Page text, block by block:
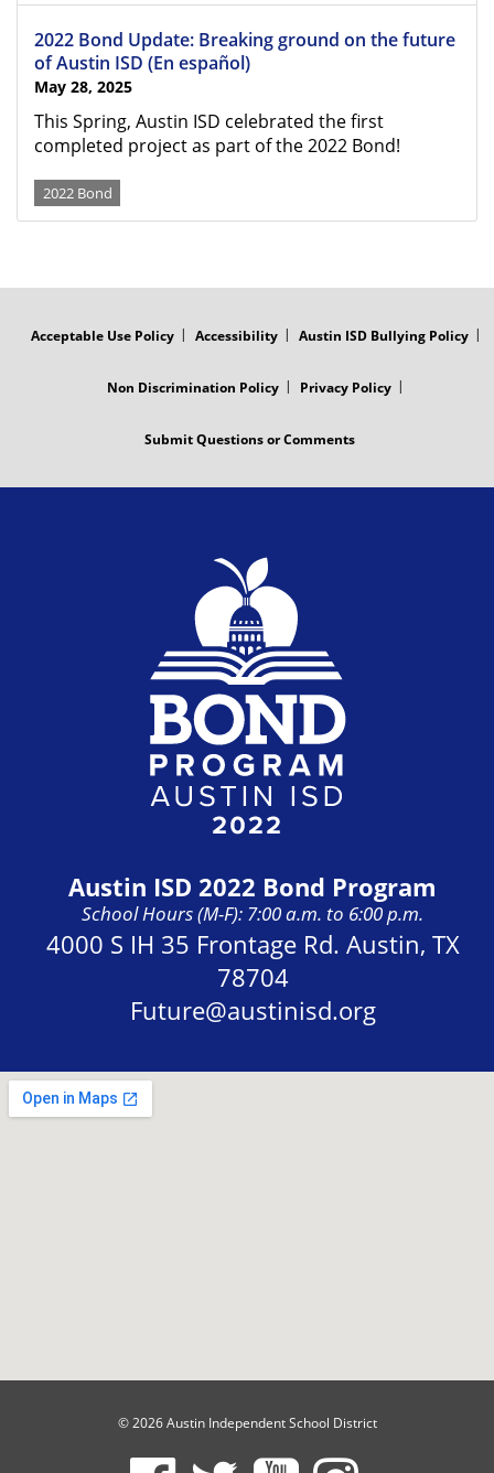
2022 Bond Update: Breaking ground on the future
of Austin ISD (En español)
May 28, 2025
This Spring, Austin ISD celebrated the first
completed project as part of the 2022 Bond!
2022 Bond
Acceptable Use Policy Accessibility Austin ISD Bullying Policy
Non Discrimination Policy Privacy Policy
Submit Questions or Comments
Austin ISD 2022 Bond Program
School Hours (M-F): 7:00 a.m. to 6:00 p.m.
Address:
4000 S IH 35 Frontage Rd. Austin, TX
78704
Future@austinisd.org
© 2026 Austin Independent School District